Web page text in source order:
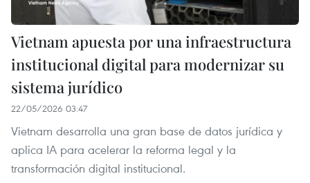
Vietnam apuesta por una infraestructura
institucional digital para modernizar su
sistema jurídico
22/05/2026 03:47
Vietnam desarrolla una gran base de datos jurídica y
aplica IA para acelerar la reforma legal y la
transformación digital institucional.